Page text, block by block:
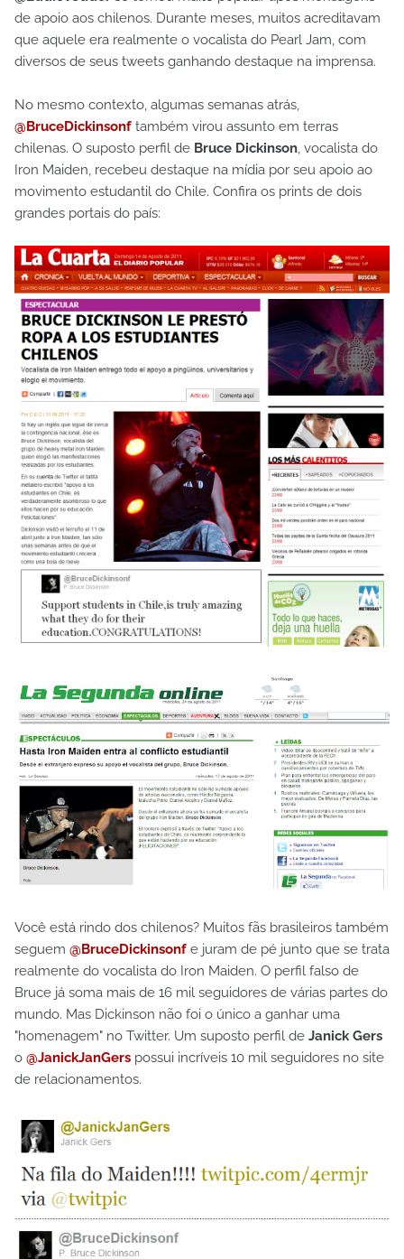
de apoio aos chilenos. Durante meses, muitos acreditavam
que aquele era realmente o vocalista do Pearl Jam, com
diversos de seus tweets ganhando destaque na imprensa.
No mesmo contexto, algumas semanas atrás,
@BruceDickinsonf também virou assunto em terras
chilenas. O suposto perfil de Bruce Dickinson, vocalista do
Iron Maiden, recebeu destaque na mídia por seu apoio ao
movimento estudantil do Chile. Confira os prints de dois
grandes portais do país:
Você está rindo dos chilenos? Muitos fãs brasileiros também
seguem @BruceDickinsonf e juram de pé junto que se trata
realmente do vocalista do Iron Maiden. O perfil falso de
Bruce já soma mais de 16 mil seguidores de várias partes do
mundo. Mas Dickinson não foi o único a ganhar uma
"homenagem" no Twitter. Um suposto perfil de Janick Gers
o @JanickJanGers possui incríveis 10 mil seguidores no site
de relacionamentos.